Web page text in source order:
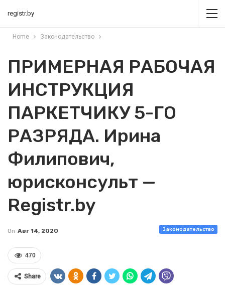
registr.by
Home Законодательство
ПРИМЕРНАЯ РАБОЧАЯ
ИНСТРУКЦИЯ
ПАРКЕТЧИКУ 5-ГО
РАЗРЯДА. Ирина
Филипович,
юрисконсульт —
Registr.by
Законодательство
On Авг 14, 2020
470
Share